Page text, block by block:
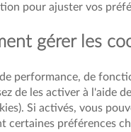
pour ajuster vos
gérer les
performance, de
de les activer à l'aide
Si activés, vous
certaines préférences